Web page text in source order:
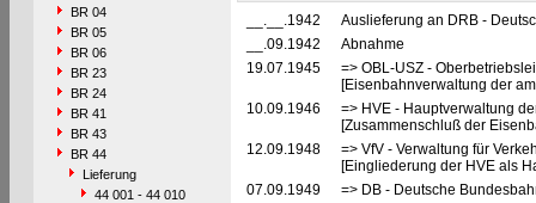
BR 04
BR 05
BR 06
BR 23
BR 24
BR 41
BR 43
BR 44
Lieferung
44 001 - 44 010
__.__.1942
Auslieferung an DRB -
__.09.1942
Abnahme
19.07.1945
=> OBL-USZ -
[Eisenbahnverwaltung der
10.09.1946
=> HVE - Hauptverwaltung
[Zusammenschluß der
12.09.1948
=> VfV - Verwaltung für
[Eingliederung der HVE als
07.09.1949
=> DB - Deutsche